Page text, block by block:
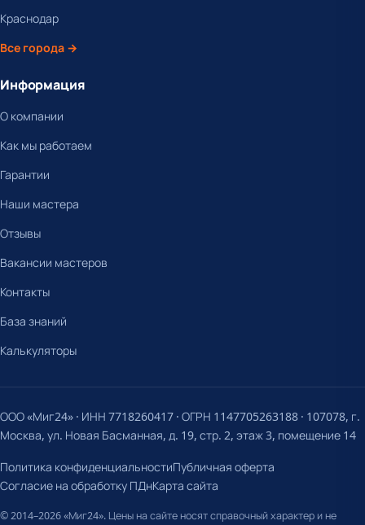
Краснодар
Все города →
Информация
О компании
Как мы работаем
Гарантии
Наши мастера
Отзывы
Вакансии мастеров
Контакты
База знаний
Калькуляторы
ООО «Миг24» · ИНН 7718260417 · ОГРН 1147705263188 · 107078, г.
Москва, ул. Новая Басманная, д. 19, стр. 2, этаж 3, помещение 14
Политика конфиденциальностиПубличная оферта
Согласие на обработку ПДнКарта сайта
© 2014–2026 «Миг24». Цены на сайте носят справочный характер и не